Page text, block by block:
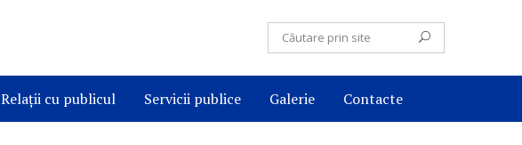
Relații cu publicul Servicii publice Galerie Contacte